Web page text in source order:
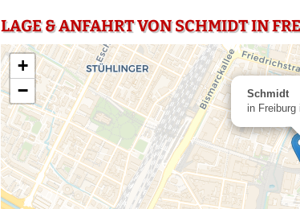
LAGE & ANFAHRT VON SCHMIDT IN
Schmidt
in
+
−